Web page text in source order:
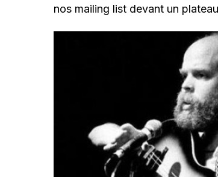
nos mailing list devant un